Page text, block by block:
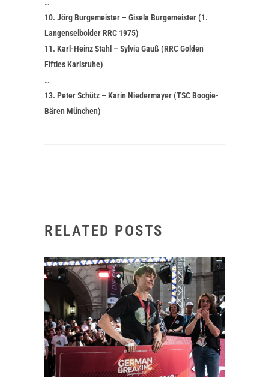
10. Jörg Burgemeister – Gisela Burgemeister (1.
Langenselbolder RRC 1975)
11. Karl-Heinz Stahl – Sylvia Gauß (RRC Golden
Fifties Karlsruhe)
13. Peter Schütz – Karin Niedermayer (TSC Boogie-
Bären München)
RELATED POSTS